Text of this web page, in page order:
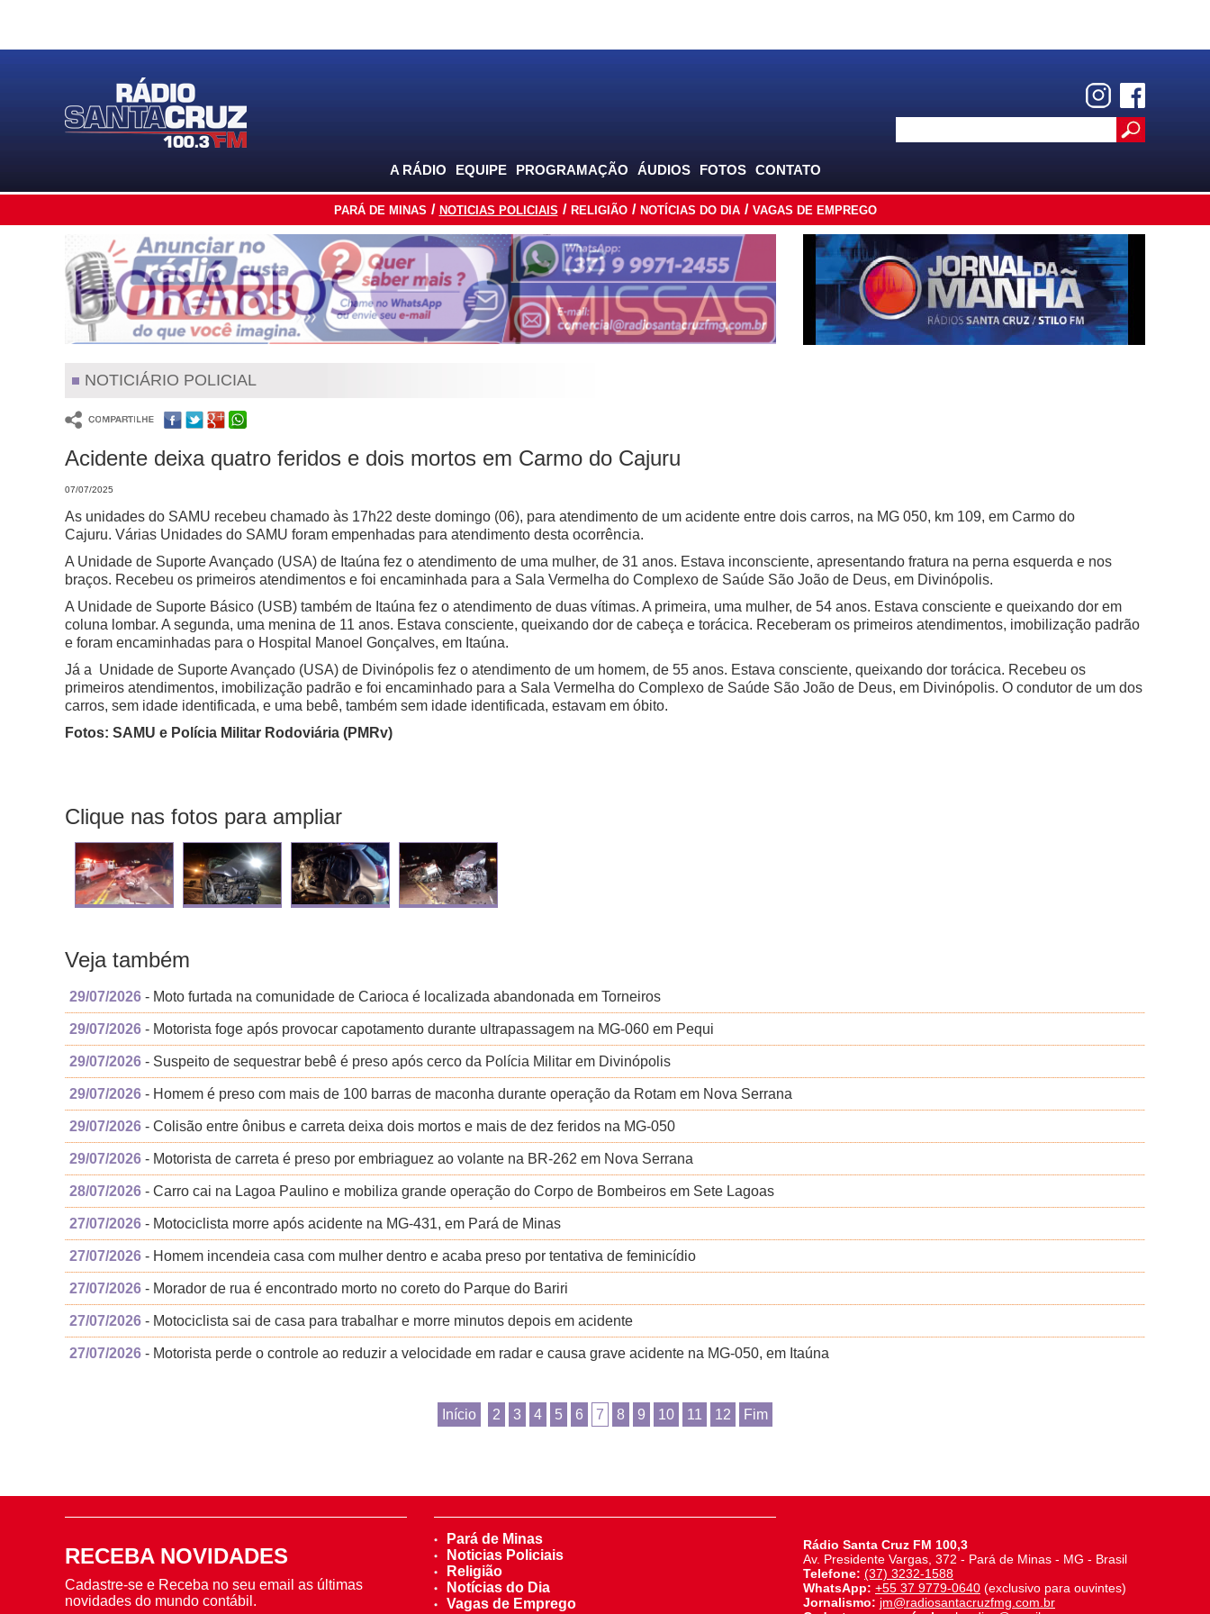
A RÁDIO EQUIPE PROGRAMAÇÃO ÁUDIOS FOTOS CONTATO
PARÁ DE MINAS NOTICIAS POLICIAIS RELIGIÃO NOTÍCIAS DO DIA VAGAS DE EMPREGO
NOTICIÁRIO POLICIAL
Acidente deixa quatro feridos e dois mortos em Carmo do Cajuru
07/07/2025
As unidades do SAMU recebeu chamado às 17h22 deste domingo (06), para atendimento de um acidente entre dois carros, na MG 050, km 109, em Carmo do
Cajuru. Várias Unidades do SAMU foram empenhadas para atendimento desta ocorrência.
A Unidade de Suporte Avançado (USA) de Itaúna fez o atendimento de uma mulher, de 31 anos. Estava inconsciente, apresentando fratura na perna esquerda e nos
braços. Recebeu os primeiros atendimentos e foi encaminhada para a Sala Vermelha do Complexo de Saúde São João de Deus, em Divinópolis.
A Unidade de Suporte Básico (USB) também de Itaúna fez o atendimento de duas vítimas. A primeira, uma mulher, de 54 anos. Estava consciente e queixando dor em
coluna lombar. A segunda, uma menina de 11 anos. Estava consciente, queixando dor de cabeça e torácica. Receberam os primeiros atendimentos, imobilização padrão
e foram encaminhadas para o Hospital Manoel Gonçalves, em Itaúna.
Já a Unidade de Suporte Avançado (USA) de Divinópolis fez o atendimento de um homem, de 55 anos. Estava consciente, queixando dor torácica. Recebeu os
primeiros atendimentos, imobilização padrão e foi encaminhado para a Sala Vermelha do Complexo de Saúde São João de Deus, em Divinópolis. O condutor de um dos
carros, sem idade identificada, e uma bebê, também sem idade identificada, estavam em óbito.
Fotos: SAMU e Polícia Militar Rodoviária (PMRv)
Clique nas fotos para ampliar
Veja também
29/07/2026 - Moto furtada na comunidade de Carioca é localizada abandonada em Torneiros
29/07/2026 - Motorista foge após provocar capotamento durante ultrapassagem na MG-060 em Pequi
29/07/2026 - Suspeito de sequestrar bebê é preso após cerco da Polícia Militar em Divinópolis
29/07/2026 - Homem é preso com mais de 100 barras de maconha durante operação da Rotam em Nova Serrana
29/07/2026 - Colisão entre ônibus e carreta deixa dois mortos e mais de dez feridos na MG-050
29/07/2026 - Motorista de carreta é preso por embriaguez ao volante na BR-262 em Nova Serrana
28/07/2026 - Carro cai na Lagoa Paulino e mobiliza grande operação do Corpo de Bombeiros em Sete Lagoas
27/07/2026 - Motociclista morre após acidente na MG-431, em Pará de Minas
27/07/2026 - Homem incendeia casa com mulher dentro e acaba preso por tentativa de feminicídio
27/07/2026 - Morador de rua é encontrado morto no coreto do Parque do Bariri
27/07/2026 - Motociclista sai de casa para trabalhar e morre minutos depois em acidente
27/07/2026 - Motorista perde o controle ao reduzir a velocidade em radar e causa grave acidente na MG-050, em Itaúna
Início 2 3 4 5 6 7 8 9 10 11 12 Fim
RECEBA NOVIDADES
Cadastre-se e Receba no seu email as últimas
novidades do mundo contábil.
Pará de Minas
Noticias Policiais
Religião
Notícias do Dia
Vagas de Emprego
Rádio Santa Cruz FM 100,3
Av. Presidente Vargas, 372 - Pará de Minas - MG - Brasil
Telefone: (37) 3232-1588
WhatsApp: +55 37 9779-0640 (exclusivo para ouvintes)
Jornalismo: jm@radiosantacruzfmg.com.br